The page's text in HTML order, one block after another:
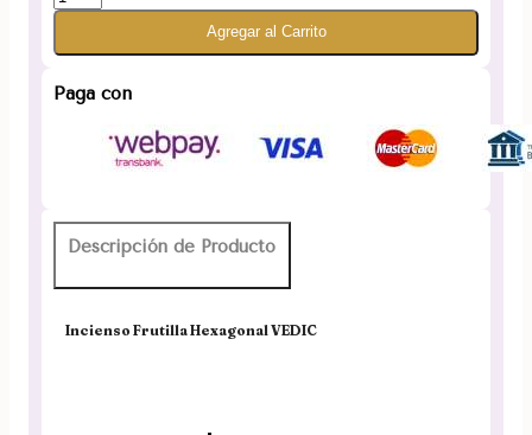
Frutilla
cantidad
Agregar al Carrito
Paga con
Descripción de Producto
Incienso Frutilla Hexagonal VEDIC